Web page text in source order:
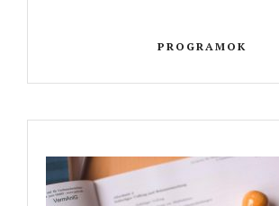
PROGRAMOK